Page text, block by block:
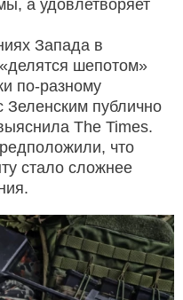
а удовлетворяет
Запада в
шепотом»
по-разному
Зеленским публично
The Times.
что
стало сложнее